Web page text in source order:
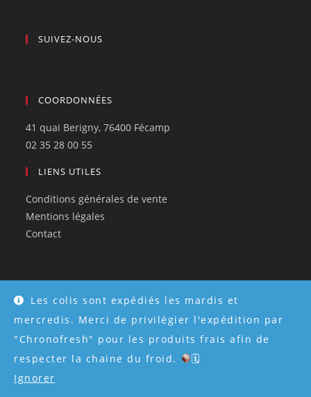
Les colis sont expédiés les mardis et
mercredis. Merci de privilégier l'expédition par
"Chronofresh" pour les produits frais afin de
respecter la chaine du froid.
🗓
Ignorer
SUIVEZ-NOUS
COORDONNÉES
41 quai Berigny, 76400 Fécamp
02 35 28 00 55
LIENS UTILES
Conditions générales de vente
Mentions légales
Contact